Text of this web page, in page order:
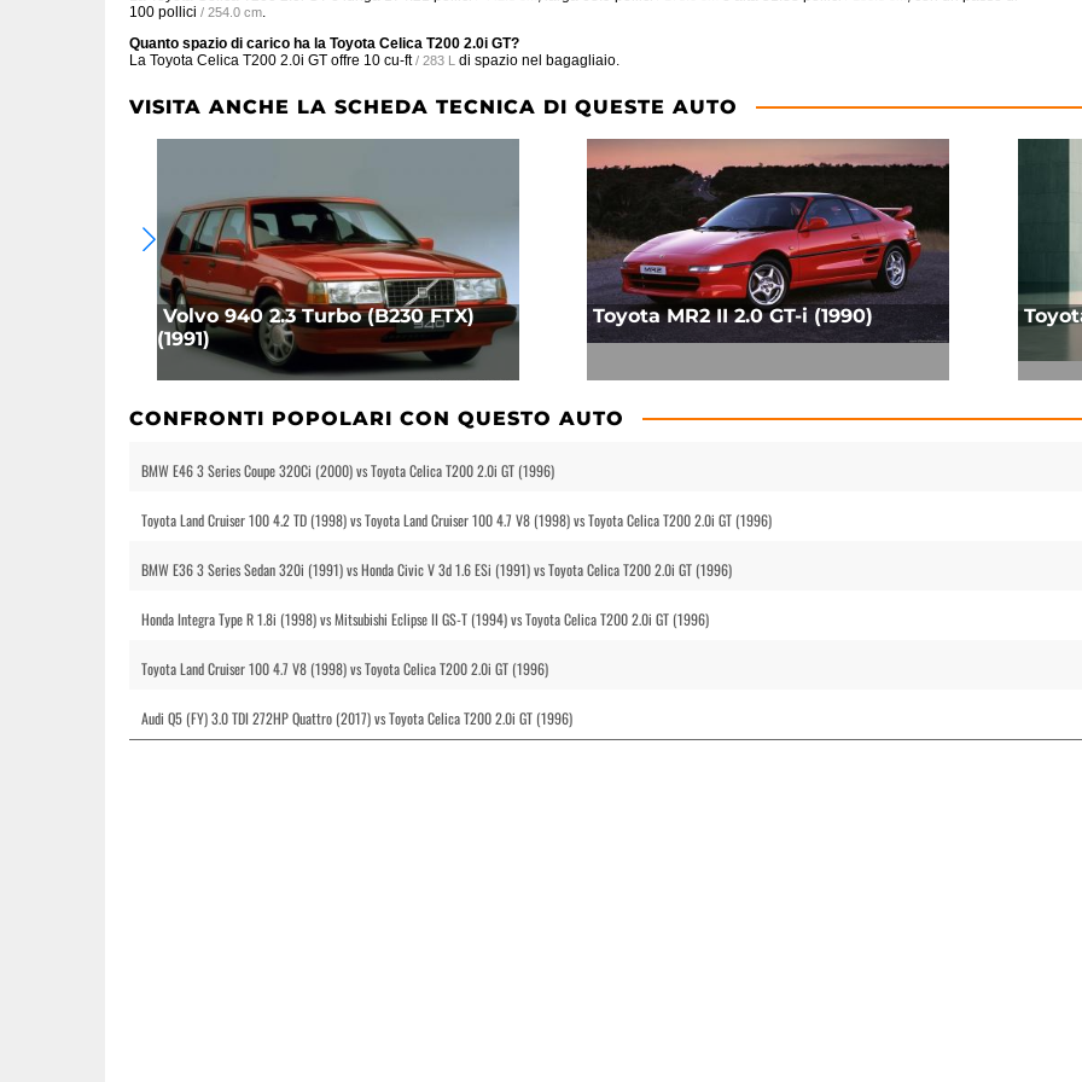
100 pollici / 254.0 cm.
Quanto spazio di carico ha la Toyota Celica T200 2.0i GT?
La Toyota Celica T200 2.0i GT offre 10 cu-ft / 283 L di spazio nel bagagliaio.
VISITA ANCHE LA SCHEDA TECNICA DI QUESTE AUTO
Volvo 940 2.3 Turbo (B230 FTX)
(1991)
Toyota MR2 II 2.0 GT-i (1990)
CONFRONTI POPOLARI CON QUESTO AUTO
BMW E46 3 Series Coupe 320Ci (2000) vs Toyota Celica T200 2.0i GT (1996)
Toyota Land Cruiser 100 4.2 TD (1998) vs Toyota Land Cruiser 100 4.7 V8 (1998) vs Toyota Celica T200 2.0i GT (1996)
BMW E36 3 Series Sedan 320i (1991) vs Honda Civic V 3d 1.6 ESi (1991) vs Toyota Celica T200 2.0i GT (1996)
Honda Integra Type R 1.8i (1998) vs Mitsubishi Eclipse II GS-T (1994) vs Toyota Celica T200 2.0i GT (1996)
Toyota Land Cruiser 100 4.7 V8 (1998) vs Toyota Celica T200 2.0i GT (1996)
Audi Q5 (FY) 3.0 TDI 272HP Quattro (2017) vs Toyota Celica T200 2.0i GT (1996)